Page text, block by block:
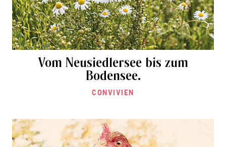
Vom Neusiedlersee bis zum
Bodensee.
CONVIVIEN